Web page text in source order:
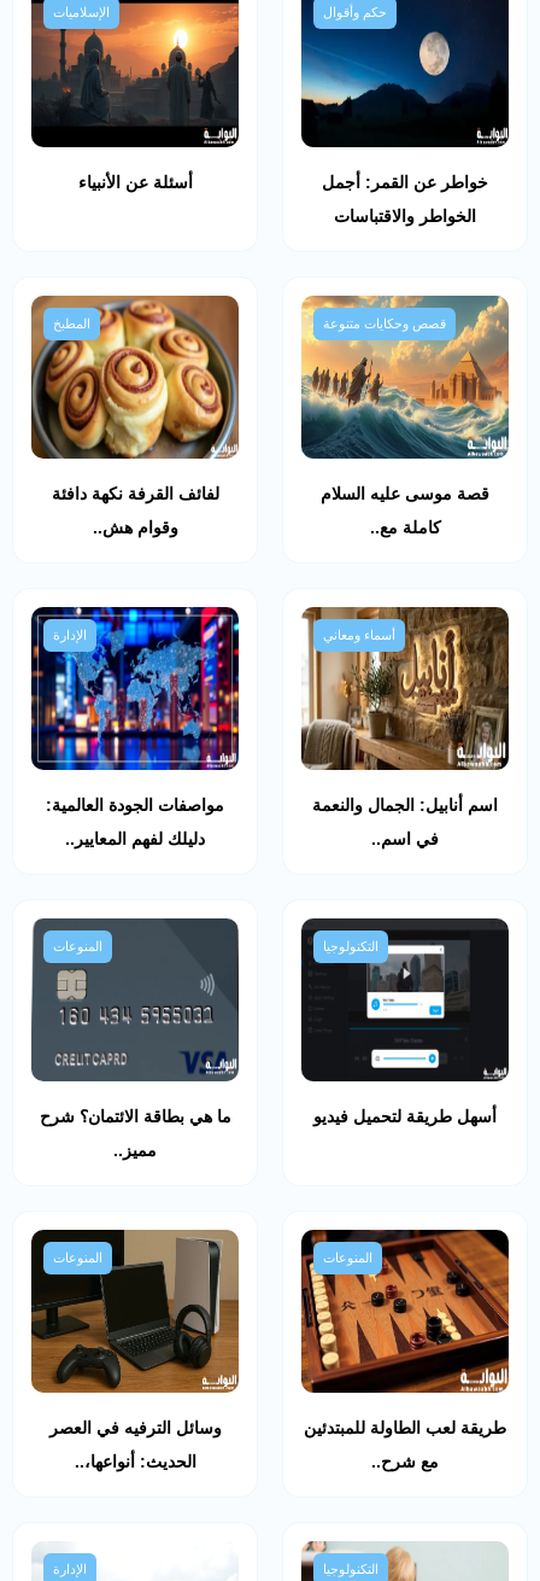
حكم وأقوال
خواطر عن القمر: أجمل
الخواطر والاقتباسات
الإسلاميات
أسئلة عن الأنبياء
قصص وحكايات متنوعة
قصة موسى عليه السلام
كاملة مع..
المطبخ
لفائف القرفة نكهة دافئة
وقوام هش..
أسماء ومعاني
اسم أنابيل: الجمال والنعمة
في اسم..
الإدارة
مواصفات الجودة العالمية:
دليلك لفهم المعايير..
التكنولوجيا
أسهل طريقة لتحميل فيديو
المنوعات
ما هي بطاقة الائتمان؟ شرح
مميز..
المنوعات
طريقة لعب الطاولة للمبتدئين
مع شرح..
المنوعات
وسائل الترفيه في العصر
الحديث: أنواعها،..
التكنولوجيا الإدارة